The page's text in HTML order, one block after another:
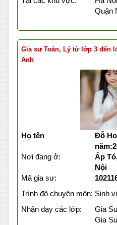
Quận
Gia sư Toán, Lý từ lớp 3 đến
Anh
Họ tên
Đỗ
Nơi đang ở:
Ấp
Nội
Mã gia sư:
Trình độ chuyên môn: Sinh
Nhận dạy các lớp:
Gia
Gia